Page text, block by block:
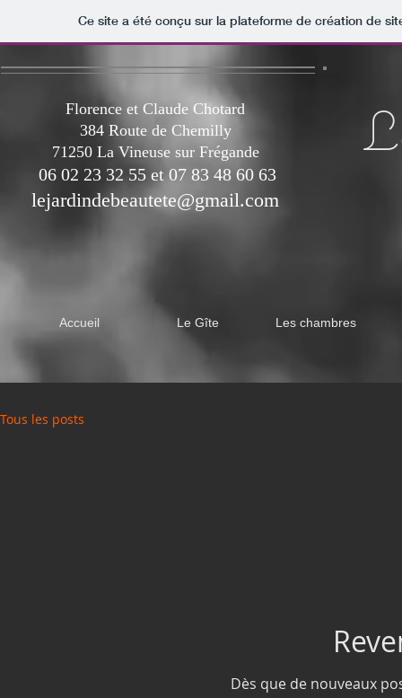
Ce site a été conçu sur la plateforme de création de
Florence et Claude Chotard
384 Route de Chemilly
71250 La Vineuse sur Frégande
06 02 23 32 55 et 07 83 48 60 63
lejardindebeautete@gmail.com
Accueil Le Gîte Les chambres
Tous les posts
Dès que de nouveaux